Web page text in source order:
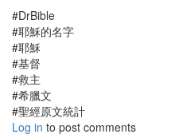
#DrBible
#耶穌的名字
#耶穌
#基督
#救主
#希臘文
#聖經原文統計
Log in to post comments